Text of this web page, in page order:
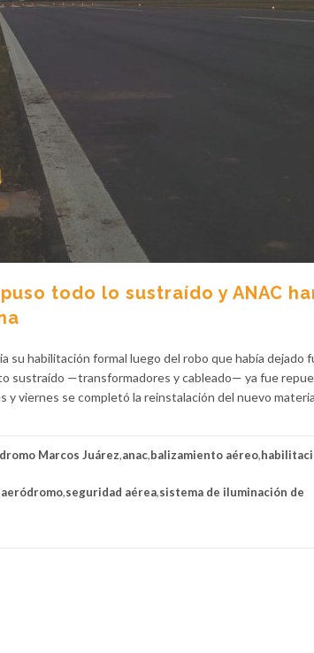
todo lo sustraído y ANAC
su habilitación formal luego del robo que había dejado
sustraído —transformadores y cableado— ya fue
viernes se completó la reinstalación del nuevo
Marcos Juárez,anac,balizamiento aéreo,
,seguridad aérea,sistema de iluminación de